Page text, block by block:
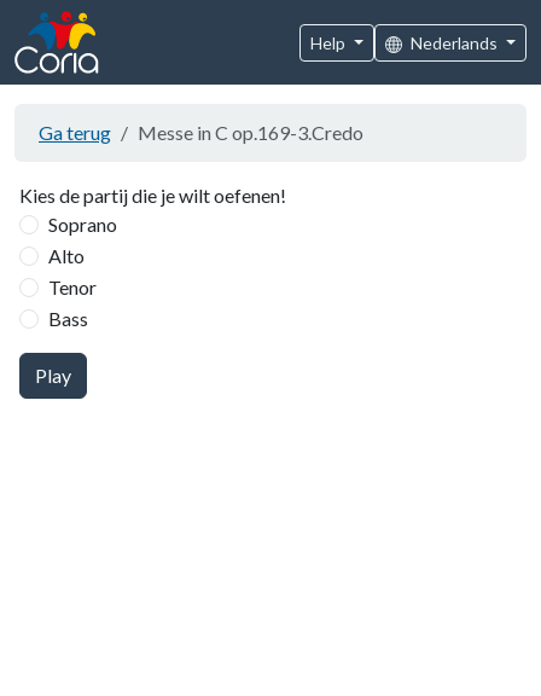
Help Nederlands
Ga terug Messe in C op.169-3.Credo
Kies de partij die je wilt oefenen!
Soprano
Alto
Tenor
Bass
Play